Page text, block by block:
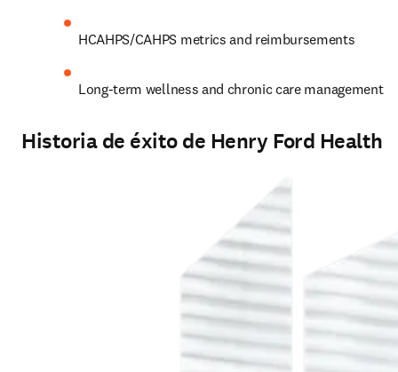
HCAHPS/CAHPS metrics and reimbursements
Long-term wellness and chronic care management
Historia de éxito de Henry Ford Health